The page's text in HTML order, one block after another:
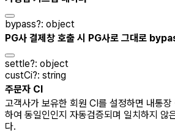
bypass?: object
PG사 결제창 호출 시 PG사로 그대로
settle?: object
custCi?: string
주문자 CI
고객사가 보유한 회원 CI를 설정하면 내통
하여 동일인인지 자동검증되며 일치하지 않
다.